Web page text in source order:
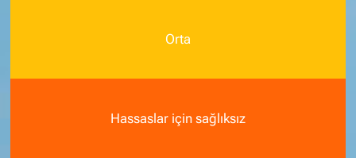
Orta
Hassaslar için sağlıksız